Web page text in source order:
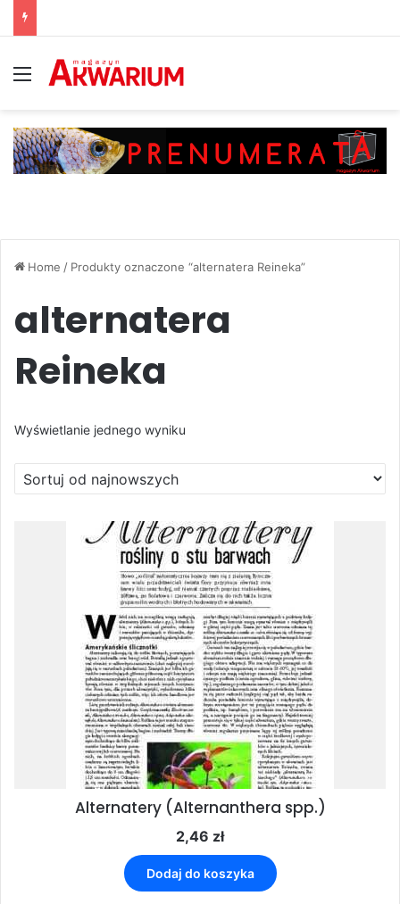
Menu
Home / Produkty oznaczone “alternatera Reineka”
alternatera
Reineka
Wyświetlanie jednego wyniku
Alternatery (Alternanthera spp.)
2,46 zł
Dodaj do koszyka